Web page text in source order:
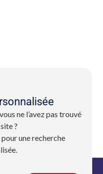
ne l’avez pas trouvé
?
une recherche